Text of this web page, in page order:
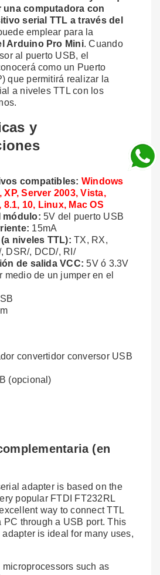
una computadora con
serial TTL a través del
emplear para la
Arduino Pro Mini. Cuando
al puerto USB, el
como un Puerto
que permitirá realizar la
a niveles TTL con los
y
compatibles: Windows
XP, Server 2003, Vista,
8.1, 10, Linux, Mac OS
módulo: 5V del puerto USB
15mA
niveles TTL): TX, RX,
DSR/, DCD/, RI/
de salida VCC: 5V ó 3.3V
medio de un jumper en el
convertidor conversor USB
(opcional)
(en
adapter is based on the
popular FTDI FT232RL
way to connect TTL
PC through a USB port. This
is ideal for many uses,
microprocessors such as